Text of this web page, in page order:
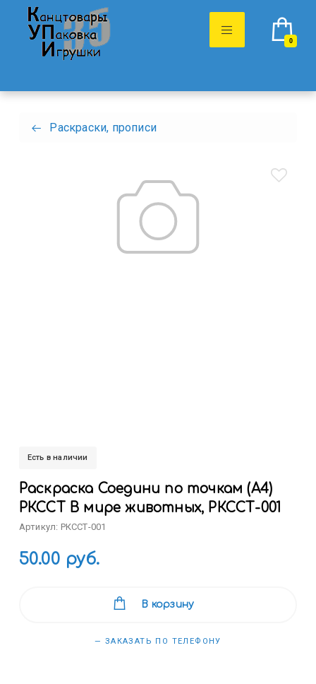
0
Раскраски, прописи
Есть в наличии
Раскраска Соедини по точкам (А4)
РКССТ В мире животных, РКССТ-001
Артикул: РКССТ-001
50.00 руб.
В корзину
— ЗАКАЗАТЬ ПО ТЕЛЕФОНУ